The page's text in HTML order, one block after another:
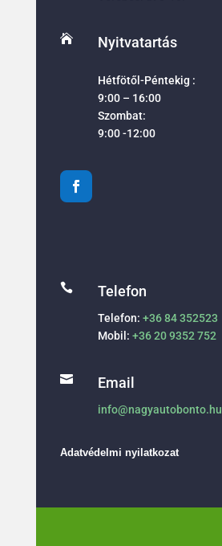
 Nyitvatartás
Hétfötől-Péntekig :
9:00 – 16:00
Szombat:
9:00 -12:00
 Telefon
Telefon: +36 84 352523
Mobil: +36 20 9352 752
 Email
info@nagyautobonto.hu
Adatvédelmi nyilatkozat